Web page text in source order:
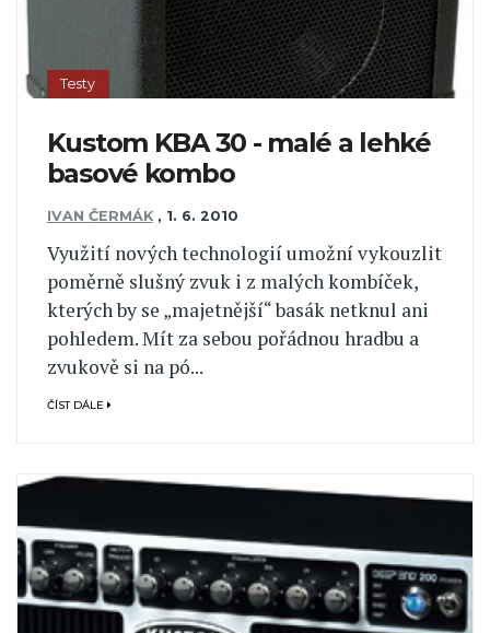
Testy
Kustom KBA 30 - malé a lehké
basové kombo
IVAN ČERMÁK , 1. 6. 2010
Využití nových technologií umožní vykouzlit
poměrně slušný zvuk i z malých kombíček,
kterých by se „majetnější“ basák netknul ani
pohledem. Mít za sebou pořádnou hradbu a
zvukově si na pó...
ČÍST DÁLE